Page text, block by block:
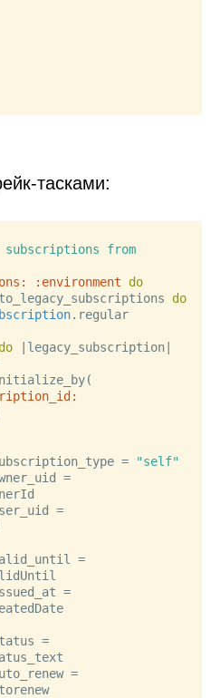
from
:environment
do
do
.regular
do legacy_subscription
=
"self"